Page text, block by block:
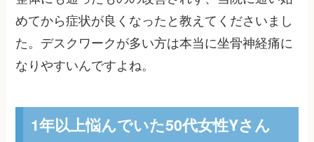
めてから症状が良くなったと教えてくださいまし
た。デスクワークが多い方は本当に坐骨神経痛に
なりやすいんですよね。
1年以上悩んでいた50代女性Yさん